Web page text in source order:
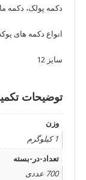
دکمه پولک، دکمه
انواع دکمه های
سایز 12
توضیحات
وزن
1 کیلوگرم
تعداد-در-بسته
700 عددی